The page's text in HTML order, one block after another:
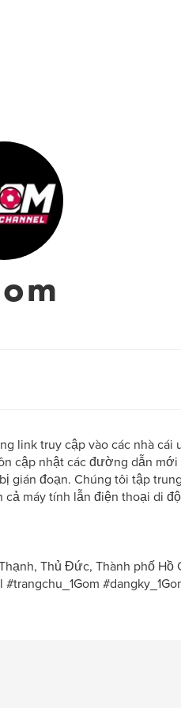
link truy cập vào các nhà
cập nhật các đường dẫn mới
gián đoạn. Chúng tôi tập
máy tính lẫn điện thoại di
Thủ Đức, Thành phố Hồ
#trangchu_1Gom